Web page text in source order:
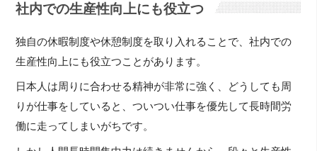
社内での生産性向上にも役立つ
独自の休暇制度や休憩制度を取り入れることで、社内での
生産性向上にも役立つことがあります。
日本人は周りに合わせる精神が非常に強く、どうしても周
りが仕事をしていると、ついつい仕事を優先して長時間労
働に走ってしまいがちです。